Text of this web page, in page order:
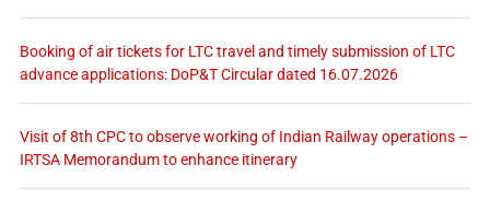
Booking of air tickets for LTC travel and timely submission of LTC
advance applications: DoP&T Circular dated 16.07.2026
Visit of 8th CPC to observe working of Indian Railway operations –
IRTSA Memorandum to enhance itinerary